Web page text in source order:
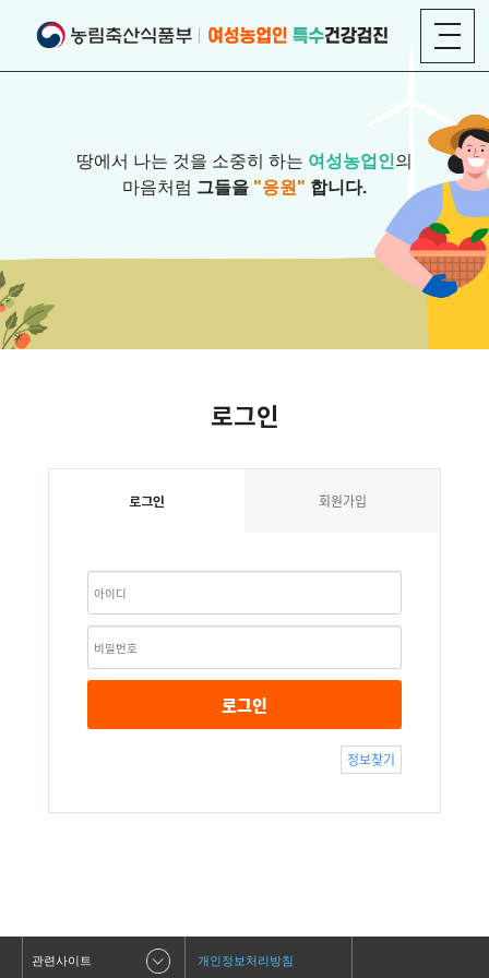
땅에서 나는 것을 소중히 하는 여성농업인의
마음처럼 그들을 "응원" 합니다.
로그인
로그인 회원가입
로그인
정보찾기
관련사이트 개인정보처리방침